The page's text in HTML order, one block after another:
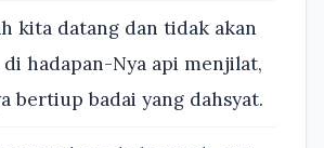
kita datang dan tidak akan
hadapan-Nya api menjilat,
bertiup badai yang dahsyat.